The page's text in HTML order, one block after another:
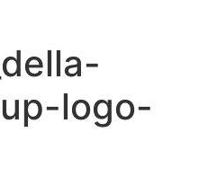
logo-